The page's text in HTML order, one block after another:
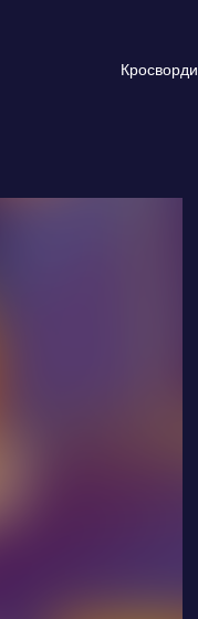
Кросворди